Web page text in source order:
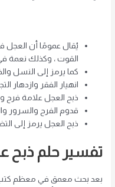
يُقال عمومًا أن العجل
القوت ، وكذلك نعمة
كما يرمز إلى النسل
انهيار الفقر وازدهار
ذبح العجل علامة فرح
قدوم الفرح والسرور
ذبح العجل يرمز إلى
تفسير حلم ذبح
بعد بحث معمق في معظم كتب